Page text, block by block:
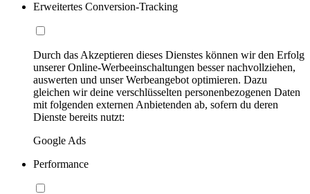
Erweitertes Conversion-Tracking
Durch das Akzeptieren dieses Dienstes können wir den Erfolg
unserer Online-Werbeeinschaltungen besser nachvollziehen,
auswerten und unser Werbeangebot optimieren. Dazu
gleichen wir deine verschlüsselten personenbezogenen Daten
mit folgenden externen Anbietenden ab, sofern du deren
Dienste bereits nutzt:
Google Ads
Performance